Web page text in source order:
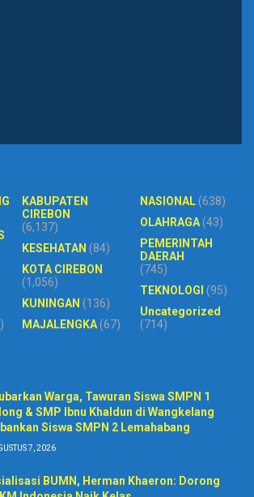
KABUPATEN
CIREBON
(6,137)
KESEHATAN (84)
KOTA CIREBON
(1,056)
KUNINGAN (136)
MAJALENGKA(67)
NASIONAL(638)
OLAHRAGA(43)
PEMERINTAH
DAERAH
(745)
TEKNOLOGI (95)
Uncategorized
(714)
Warga, Tawuran Siswa SMPN 1
& SMP Ibnu Khaldun di Wangkelang
Siswa SMPN 2 Lemahabang
7, 2026
BUMN, Herman Khaeron: Dorong